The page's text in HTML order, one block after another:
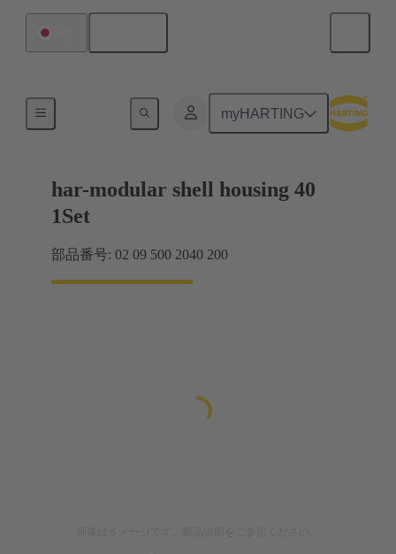
myHARTING
har-modular shell housing 40
1Set
部品番号: 02 09 500 2040 200